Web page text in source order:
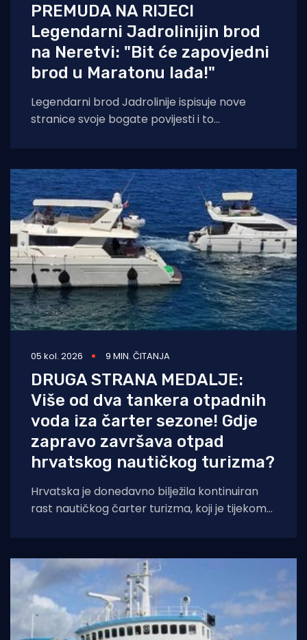
PREMUDA NA RIJECI
Legendarni Jadrolinijin brod
na Neretvi: "Bit će zapovjedni
brod u Maratonu lađa!"
Legendarni brod Jadrolinije ispisuje nove
stranice svoje bogate povijesti i to
05 kol. 2026 9 MIN. ČITANJA
DRUGA STRANA MEDALJE:
Više od dva tankera otpadnih
voda iza čarter sezone! Gdje
zapravo završava otpad
hrvatskog nautičkog turizma?
Hrvatska je donedavno bilježila kontinuiran
rast nautičkog čarter turizma, koji je tijekom